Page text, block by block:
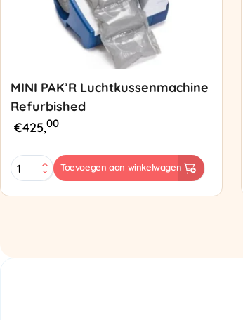
MINI PAK’R Luchtkussenmachine
Refurbished
€425,00
MINI
PAK'R
Toevoegen aan winkelwagen